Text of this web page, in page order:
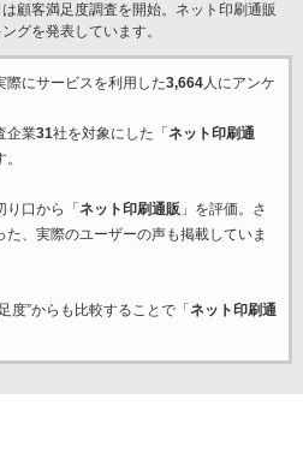
顧客満足度調査を開始。ネット印刷通販
グを発表しています。
際にサービスを利用した3,664人にアンケ
企業31社を対象にした「 ネット印刷通
口から「 ネット印刷通販 」を評価。さ
、実際のユーザーの声も掲載していま
度”からも比較することで「 ネット印刷通